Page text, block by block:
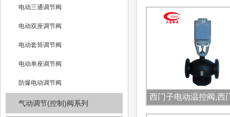
电动三通调节阀
电动双座调节阀
电动套筒调节阀
电动单座调节阀
防爆电动调节阀
气动调节(控制)阀系列
子电动控制阀
西门子电动温控阀,西
动调节阀正品